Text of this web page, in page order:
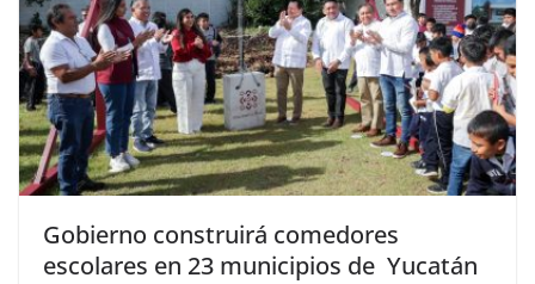
Gobierno construirá comedores
escolares en 23 municipios de Yucatán